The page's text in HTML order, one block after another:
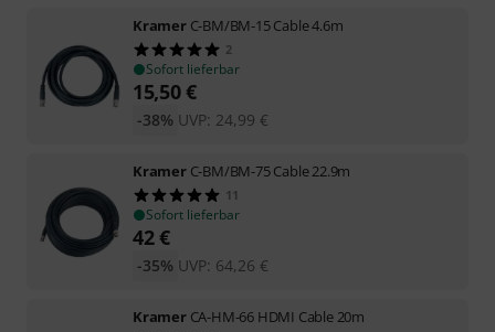
Kramer C-BM/BM-15 Cable 4.6m
2
Sofort lieferbar
15,50€
UVP: 24,99 €
-38%
Kramer C-BM/BM-75 Cable 22.9m
11
Sofort lieferbar
42€
UVP: 64,26 €
-35%
Kramer CA-HM-66 HDMI Cable 20m